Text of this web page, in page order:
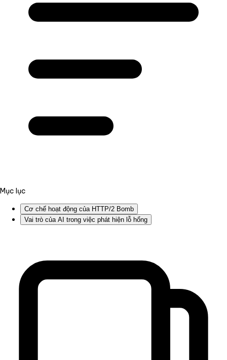
Mục lục
Cơ chế hoạt động của HTTP/2 Bomb
Vai trò của AI trong việc phát hiện lỗ hổng